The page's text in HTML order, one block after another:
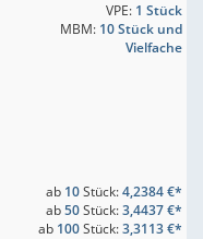
VPE: 1 Stück
MBM: 10 Stück und
Vielfache
ab 10Stück:4,2384 €*
ab50Stück:3,4437 €*
ab 100Stück:3,3113 €*